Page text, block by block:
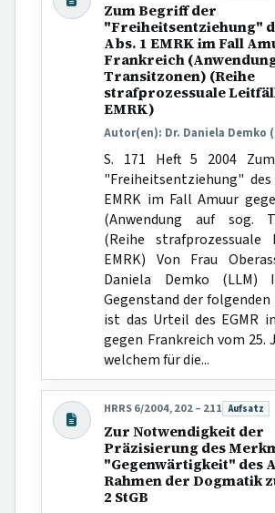
Zum Begriff der
"Freiheitsentziehung"
Abs. 1 EMRK im Fall
Frankreich
Transitzonen) (Reihe
strafprozessuale
EMRK)
Autor(en): Dr. Daniela Demko
S. 171 Heft 5 2004
"Freiheitsentziehung"
EMRK im Fall Amuur
(Anwendung auf sog.
(Reihe
EMRK) Von Frau
Daniela Demko (LLM)
Gegenstand der folgenden
ist das Urteil des EGMR
gegen Frankreich vom 25.
welchem für die...
HRRS 6/2004, 202 – 211 Aufsatz
Zur Notwendigkeit der
Präzisierung des
"Gegenwärtigkeit" des
Rahmen der Dogmatik
2 StGB